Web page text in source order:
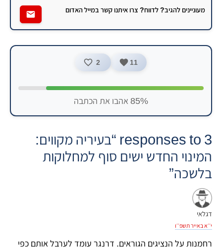
מעוניינים להגיב? לדווח? צרו איתנו קשר במייל האדום
11
2
85% אהבו את הכתבה
3 responses to “בעיריה מקווים:
המינוי החדש ישים סוף למחלוקות
בלשכה”
דגלאי
י׳׳א באייר תשפ׳׳ו
רחמנות על הנציגים הגוראים. דרנגר עומד לערבל אותם כפי